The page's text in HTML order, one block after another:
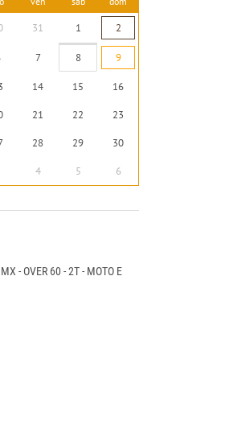
31 1 2
7 8 9
14 15 16
21 22 23
28 29 30
4 5 6
- OVER 60 - 2T - MOTO E